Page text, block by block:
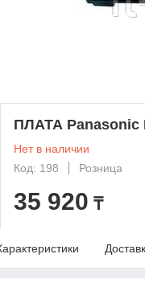
ПЛАТА Panasonic
Нет в наличии
Код: 198
Розница
35 920 ₸